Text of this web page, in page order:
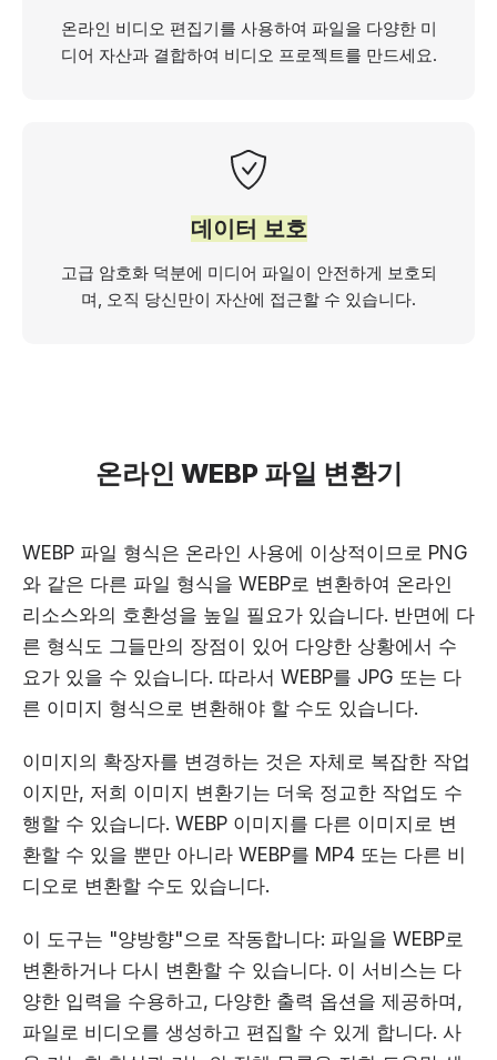
온라인 비디오 편집기를 사용하여 파일을 다양한 미
디어 자산과 결합하여 비디오 프로젝트를 만드세요.
데이터 보호
고급 암호화 덕분에 미디어 파일이 안전하게 보호되
며, 오직 당신만이 자산에 접근할 수 있습니다.
온라인 WEBP 파일 변환기
WEBP 파일 형식은 온라인 사용에 이상적이므로 PNG
와 같은 다른 파일 형식을 WEBP로 변환하여 온라인
리소스와의 호환성을 높일 필요가 있습니다. 반면에 다
른 형식도 그들만의 장점이 있어 다양한 상황에서 수
요가 있을 수 있습니다. 따라서 WEBP를 JPG 또는 다
른 이미지 형식으로 변환해야 할 수도 있습니다.
이미지의 확장자를 변경하는 것은 자체로 복잡한 작업
이지만, 저희 이미지 변환기는 더욱 정교한 작업도 수
행할 수 있습니다. WEBP 이미지를 다른 이미지로 변
환할 수 있을 뿐만 아니라 WEBP를 MP4 또는 다른 비
디오로 변환할 수도 있습니다.
이 도구는 "양방향"으로 작동합니다: 파일을 WEBP로
변환하거나 다시 변환할 수 있습니다. 이 서비스는 다
양한 입력을 수용하고, 다양한 출력 옵션을 제공하며,
파일로 비디오를 생성하고 편집할 수 있게 합니다. 사